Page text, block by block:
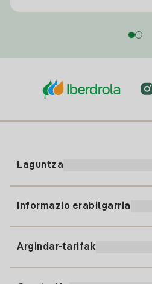
Laguntza
Informazio erabilgarria
Argindar-tarifak